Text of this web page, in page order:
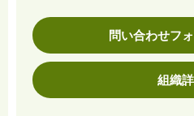
問い合わせフ
組織